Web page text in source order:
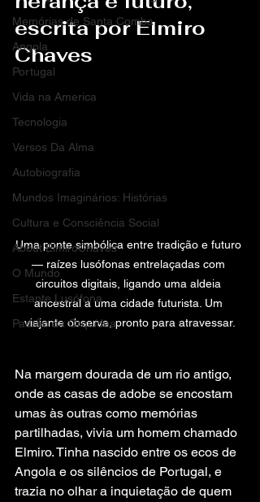
Memórias de Santa Comba
Angola
Portugal
Vida na America
Tecnologia
Versos Da Alma
Autobiografia
Mundos Imaginários: Histórias
Cultura e Consciência Social
About ElmiroChaves
O Mundo
Estante Lusófona
Padrão da Orquídea
escrita por Elmiro
Chaves
Uma ponte simbólica entre tradição e futuro
— raízes lusófonas entrelaçadas com
circuitos digitais, ligando uma aldeia
ancestral a uma cidade futurista. Um
viajante observa, pronto para atravessar.
Na margem dourada de um rio antigo,
onde as casas de adobe se encostam
umas às outras como memórias
partilhadas, vivia um homem chamado
Elmiro. Tinha nascido entre os ecos de
Angola e os silêncios de Portugal, e
trazia no olhar a inquietação de quem